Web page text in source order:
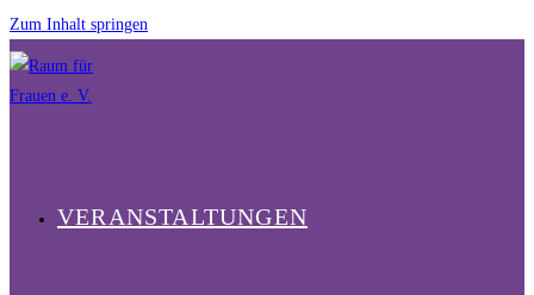
Zum Inhalt springen
VERANSTALTUNGEN